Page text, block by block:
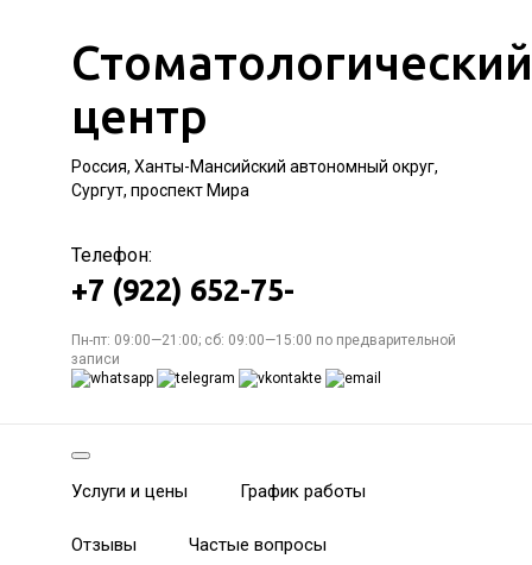
Стоматологический
центр
Россия, Ханты-Мансийский автономный округ,
Сургут, проспект Мира
Телефон:
+7 (922) 652-75-
Пн-пт: 09:00—21:00; сб: 09:00—15:00 по предварительной
записи
Услуги и цены График работы
Отзывы Частые вопросы